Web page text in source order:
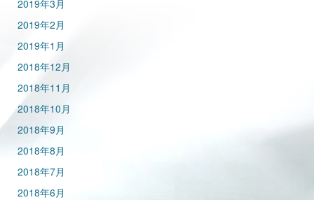
2019年3月
2019年2月
2019年1月
2018年12月
2018年11月
2018年10月
2018年9月
2018年8月
2018年7月
2018年6月